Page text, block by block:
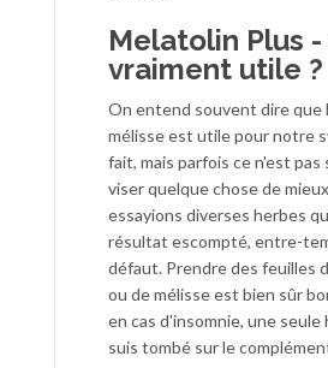
Melatolin Plus
vraiment utile ?
On entend souvent dire
mélisse est utile pour notre
fait, mais parfois ce n'est
viser quelque chose de
essayions diverses herbes
résultat escompté, entre-
défaut. Prendre des feuilles
ou de mélisse est bien sûr
en cas d'insomnie, une
suis tombé sur le